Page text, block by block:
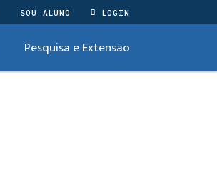
SOU ALUNO LOGIN
Pesquisa e Extensão